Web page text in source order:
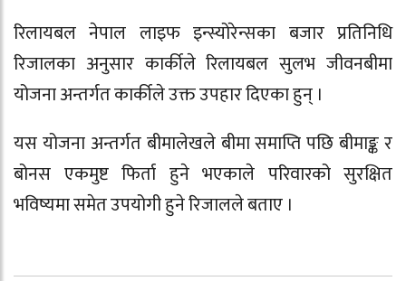
रिलायबल नेपाल लाइफ इन्स्योरेन्सका बजार प्रतिनिधि
रिजालका अनुसार कार्कीले रिलायबल सुलभ जीवनबीमा
योजना अन्तर्गत कार्कीले उक्त उपहार दिएका हुन् ।
यस योजना अन्तर्गत बीमालेखले बीमा समाप्ति पछि बीमाङ्क र
बोनस एकमुष्ट फिर्ता हुने भएकाले परिवारको सुरक्षित
भविष्यमा समेत उपयोगी हुने रिजालले बताए ।